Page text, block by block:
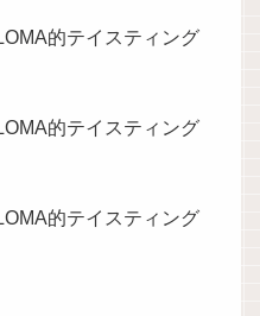
的テイスティング
的テイスティング
的テイスティング